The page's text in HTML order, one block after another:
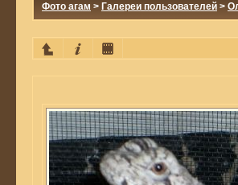
Фото агам > Галереи пользователей >